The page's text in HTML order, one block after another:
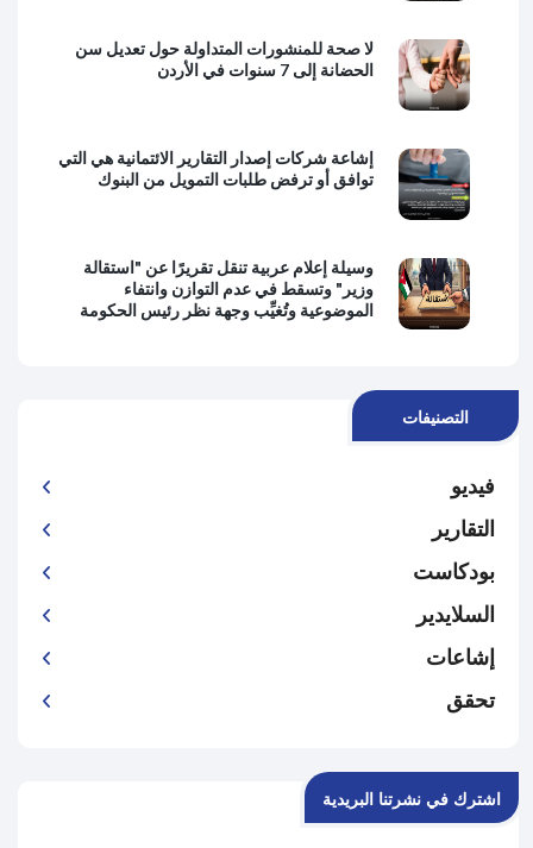
لا صحة للمنشورات المتداولة حول تعديل سن
الحضانة إلى 7 سنوات في الأردن
إشاعة شركات إصدار التقارير الائتمانية هي التي
توافق أو ترفض طلبات التمويل من البنوك
وسيلة إعلام عربية تنقل تقريرًا عن "استقالة
وزير" وتسقط في عدم التوازن وانتفاء
الموضوعية وتُغيِّب وجهة نظر رئيس الحكومة
التصنيفات
فيديو
التقارير
بودكاست
السلايدير
إشاعات
تحقق
اشترك في نشرتنا البريدية